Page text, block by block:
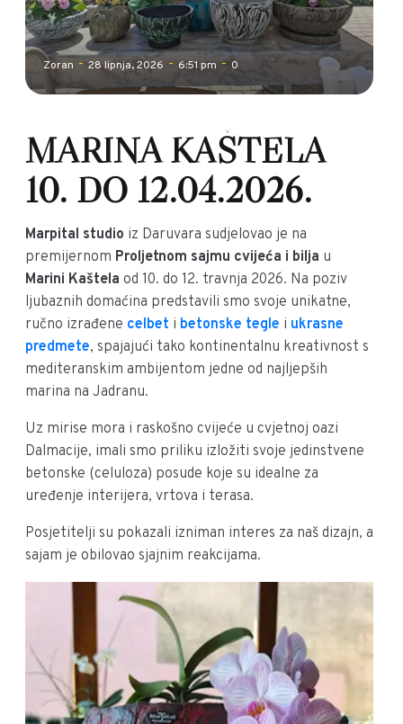
Zoran - 28 lipnja, 2026 - 6:51 pm - 0
MARINA KAŠTELA
10. DO 12.04.2026.
Marpital studio iz Daruvara sudjelovao je na
premijernom Proljetnom sajmu cvijeća i bilja u
Marini Kaštela od 10. do 12. travnja 2026. Na poziv
ljubaznih domaćina predstavili smo svoje unikatne,
ručno izrađene celbet i betonske tegle i ukrasne
predmete, spajajući tako kontinentalnu kreativnost s
mediteranskim ambijentom jedne od najljepših
marina na Jadranu.
Uz mirise mora i raskošno cvijeće u cvjetnoj oazi
Dalmacije, imali smo priliku izložiti svoje jedinstvene
betonske (celuloza) posude koje su idealne za
uređenje interijera, vrtova i terasa.
Posjetitelji su pokazali izniman interes za naš dizajn, a
sajam je obilovao sjajnim reakcijama.